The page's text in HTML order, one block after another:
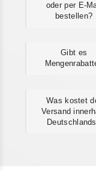
oder per E-
bestellen?
Gibt es
Was kostet
Versand